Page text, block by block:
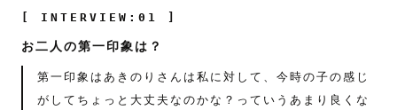
[ INTERVIEW:01 ]
お二人の第一印象は？
第一印象はあきのりさんは私に対して、今時の子の感じ
がしてちょっと大丈夫なのかな？っていうあまり良くな